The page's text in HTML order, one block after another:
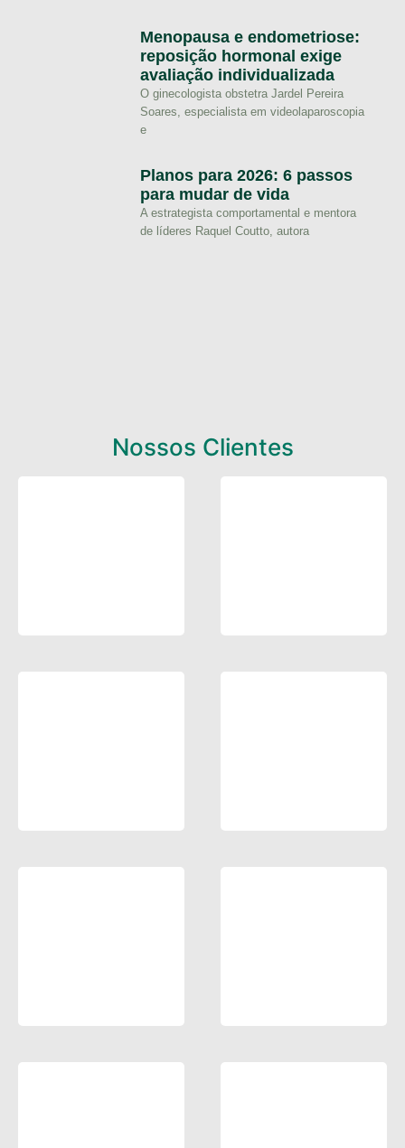
Menopausa e endometriose:
reposição hormonal exige
avaliação individualizada
O ginecologista obstetra Jardel Pereira
Soares, especialista em videolaparoscopia
e
Planos para 2026: 6 passos
para mudar de vida
A estrategista comportamental e mentora
de líderes Raquel Coutto, autora
Nossos Clientes